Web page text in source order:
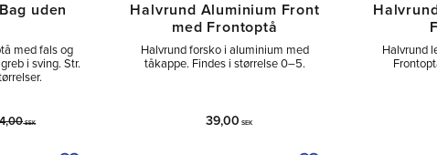
uden
med fals og
i sving. Str.
SEK
Halvrund Aluminium Front
med Frontoptå
Halvrund forsko i aluminium med
tåkappe. Findes i størrelse 0–5.
39,00 SEK
Halvrund